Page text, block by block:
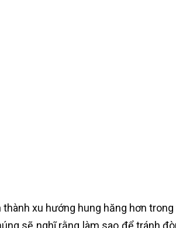
xu hướng hung hăng hơn
sẽ nghĩ rằng làm sao để tránh